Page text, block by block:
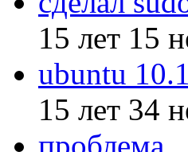
15 лет 15
ubuntu
15 лет 34